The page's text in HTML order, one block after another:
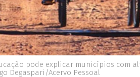
pode explicar municípios
Degaspari/Acervo Pessoal